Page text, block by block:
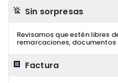
Sin sorpresas
Revisamos que estén libres
remarcaciones,
Factura